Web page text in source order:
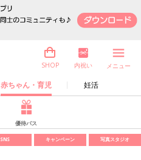
赤ちゃん・育児 妊活
SHOP 内祝い メニュー
優待パス
SNS キャンペーン 写真スタジオ